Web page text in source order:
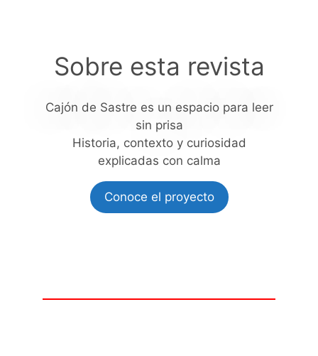
Sobre esta revista
Cajón de Sastre es un espacio para leer
sin prisa
Historia, contexto y curiosidad
explicadas con calma
Conoce el proyecto